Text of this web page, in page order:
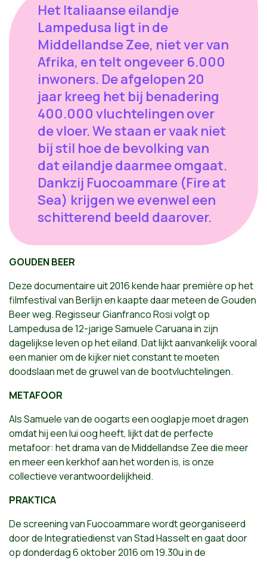
Het Italiaanse eilandje
Lampedusa ligt in de
Middellandse Zee, niet ver van
Afrika, en telt ongeveer 6.000
inwoners. De afgelopen 20
jaar kreeg het bij benadering
400.000 vluchtelingen over
de vloer. We staan er vaak niet
bij stil hoe de bevolking van
dat eilandje daarmee omgaat.
Dankzij Fuocoammare (Fire at
Sea) krijgen we evenwel een
schitterend beeld daarover.
GOUDEN BEER
Deze documentaire uit 2016 kende haar première op het
filmfestival van Berlijn en kaapte daar meteen de Gouden
Beer weg. Regisseur Gianfranco Rosi volgt op
Lampedusa de 12-jarige Samuele Caruana in zijn
dagelijkse leven op het eiland. Dat lijkt aanvankelijk vooral
een manier om de kijker niet constant te moeten
doodslaan met de gruwel van de bootvluchtelingen.
METAFOOR
Als Samuele van de oogarts een ooglapje moet dragen
omdat hij een lui oog heeft, lijkt dat de perfecte
metafoor: het drama van de Middellandse Zee die meer
en meer een kerkhof aan het worden is, is onze
collectieve verantwoordelijkheid.
PRAKTICA
De screening van Fuocoammare wordt georganiseerd
door de Integratiedienst van Stad Hasselt en gaat door
op donderdag 6 oktober 2016 om 19.30u in de